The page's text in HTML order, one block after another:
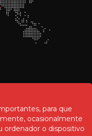
reserved.
para que
ocasionalmente
ordenador o dispositivo